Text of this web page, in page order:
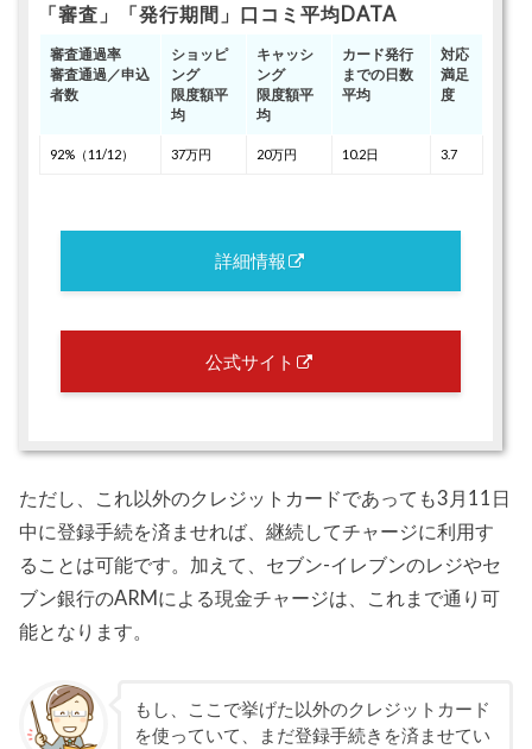
「審査」「発行期間」口コミ平均DATA
審査通過率
審査通過／申込
者数
ショッピ
ング
限度額平
均
キャッシ
ング
限度額平
均
カード発行
までの日数
平均
対応
満足
度
92%（11/12） 37万円 20万円 10.2日 3.7
詳細情報
公式サイト
ただし、これ以外のクレジットカードであっても3月11日
中に登録手続を済ませれば、継続してチャージに利用す
ることは可能です。加えて、セブン-イレブンのレジやセ
ブン銀行のARMによる現金チャージは、これまで通り可
能となります。
もし、ここで挙げた以外のクレジットカード
を使っていて、まだ登録手続きを済ませてい